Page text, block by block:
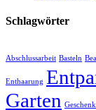
Schlagwörter
Abschlussarbeit Basteln
Enthaarung
Garten